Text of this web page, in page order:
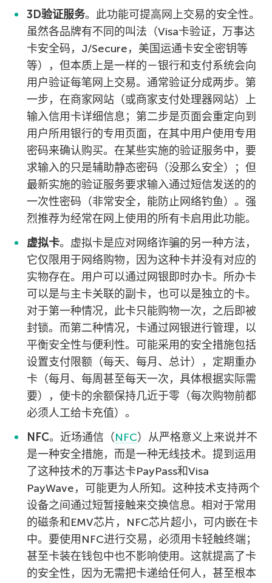
3D验证服务。此功能可提高网上交易的安全性。
虽然各品牌有不同的叫法（Visa卡验证，万事达
卡安全码，J/Secure，美国运通卡安全密钥等
等），但本质上是一样的－银行和支付系统会向
用户验证每笔网上交易。通常验证分成两步。第
一步，在商家网站（或商家支付处理器网站）上
输入信用卡详细信息；第二步是页面会重定向到
用户所用银行的专用页面，在其中用户使用专用
密码来确认购买。在某些实施的验证服务中，要
求输入的只是辅助静态密码（没那么安全）；但
最新实施的验证服务要求输入通过短信发送的的
一次性密码（非常安全，能防止网络钓鱼）。强
烈推荐为经常在网上使用的所有卡启用此功能。
虚拟卡。虚拟卡是应对网络诈骗的另一种方法，
它仅限用于网络购物，因为这种卡并没有对应的
实物存在。用户可以通过网银即时办卡。所办卡
可以是与主卡关联的副卡，也可以是独立的卡。
对于第一种情况，此卡只能购物一次，之后即被
封锁。而第二种情况，卡通过网银进行管理，以
平衡安全性与便利性。可能采用的安全措施包括
设置支付限额（每天、每月、总计），定期重办
卡（每月、每周甚至每天一次，具体根据实际需
要），使卡的余额保持几近于零（每次购物前都
必须人工给卡充值）。
NFC。近场通信（NFC）从严格意义上来说并不
是一种安全措施，而是一种无线技术。提到运用
了这种技术的万事达卡PayPass和Visa
PayWave，可能更为人所知。这种技术支持两个
设备之间通过短暂接触来交换信息。相对于常用
的磁条和EMV芯片，NFC芯片超小，可内嵌在卡
中。要使用NFC进行交易，必须用卡轻触终端；
甚至卡装在钱包中也不影响使用。这就提高了卡
的安全性，因为无需把卡递给任何人，甚至根本